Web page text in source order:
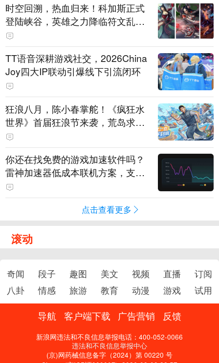
时空回溯，热血归来！科加斯正式
登陆峡谷，英雄之力降临符文乱
斗！
TT语音深耕游戏社交，2026China
Joy四大IP联动引爆线下引流闭环
狂浪八月，陈小春掌舵！《疯狂水
世界》首届狂浪节来袭，荒岛求生
直播即将开启
你还在找免费的游戏加速软件吗？
雷神加速器低成本联机方案，支持
免费试用
点击查看更多
滚动
奇闻 段子 趣图 美文 视频 直播
订阅
八卦
情感 旅游 教育 动漫 游戏 试用
导航 客户端下载 广告营销 反馈
新浪网违法和不良信息举报电话：400-052-0066
违法和不良信息举报中心
(京)网药械信息备字（2024）第 00220 号